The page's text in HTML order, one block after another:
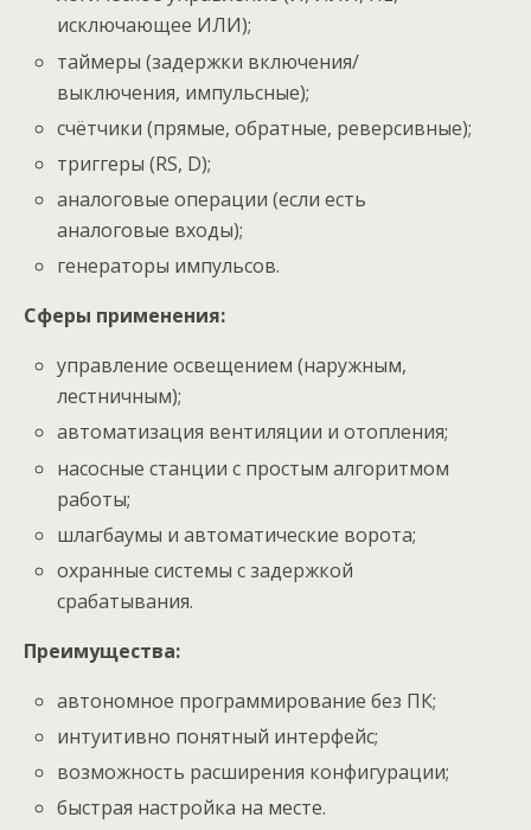
исключающее ИЛИ);
таймеры (задержки включения/
выключения, импульсные);
счётчики (прямые, обратные, реверсивные);
триггеры (RS, D);
аналоговые операции (если есть
аналоговые входы);
генераторы импульсов.
Сферы применения:
управление освещением (наружным,
лестничным);
автоматизация вентиляции и отопления;
насосные станции с простым алгоритмом
работы;
шлагбаумы и автоматические ворота;
охранные системы с задержкой
срабатывания.
Преимущества:
автономное программирование без ПК;
интуитивно понятный интерфейс;
возможность расширения конфигурации;
быстрая настройка на месте.